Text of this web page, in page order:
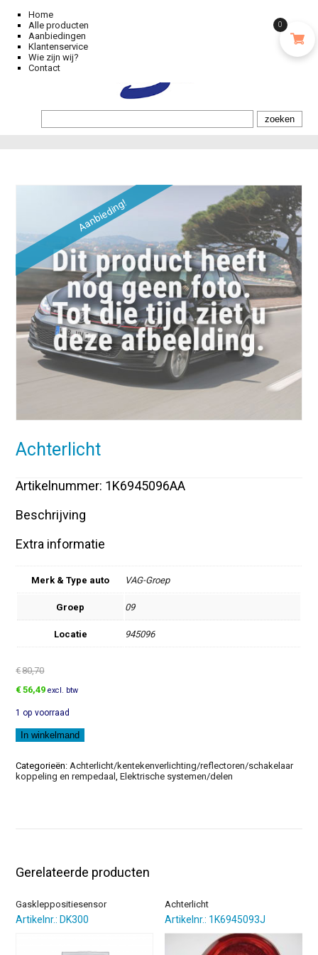
Home
Alle producten
Aanbiedingen
Klantenservice
Wie zijn wij?
Contact
Aanbieding!
Achterlicht
Artikelnummer: 1K6945096AA
Beschrijving
Extra informatie
Merk & Type auto VAG-Groep
Groep 09
Locatie 945096
€80,70
Oorspronkelijke
was:
€80,70.
€56,49Huidige
is:
€56,49.
excl. btw
1 op voorraad
Achterlicht
aantal
In winkelmand
Categorieën:Achterlicht/kentekenverlichting/reflectoren/schakelaar
koppeling en rempedaal,Elektrische systemen/delen
Gerelateerde producten
Gaskleppositiesensor
Artikelnr.: DK300
Achterlicht
Artikelnr.: 1K6945093J
0